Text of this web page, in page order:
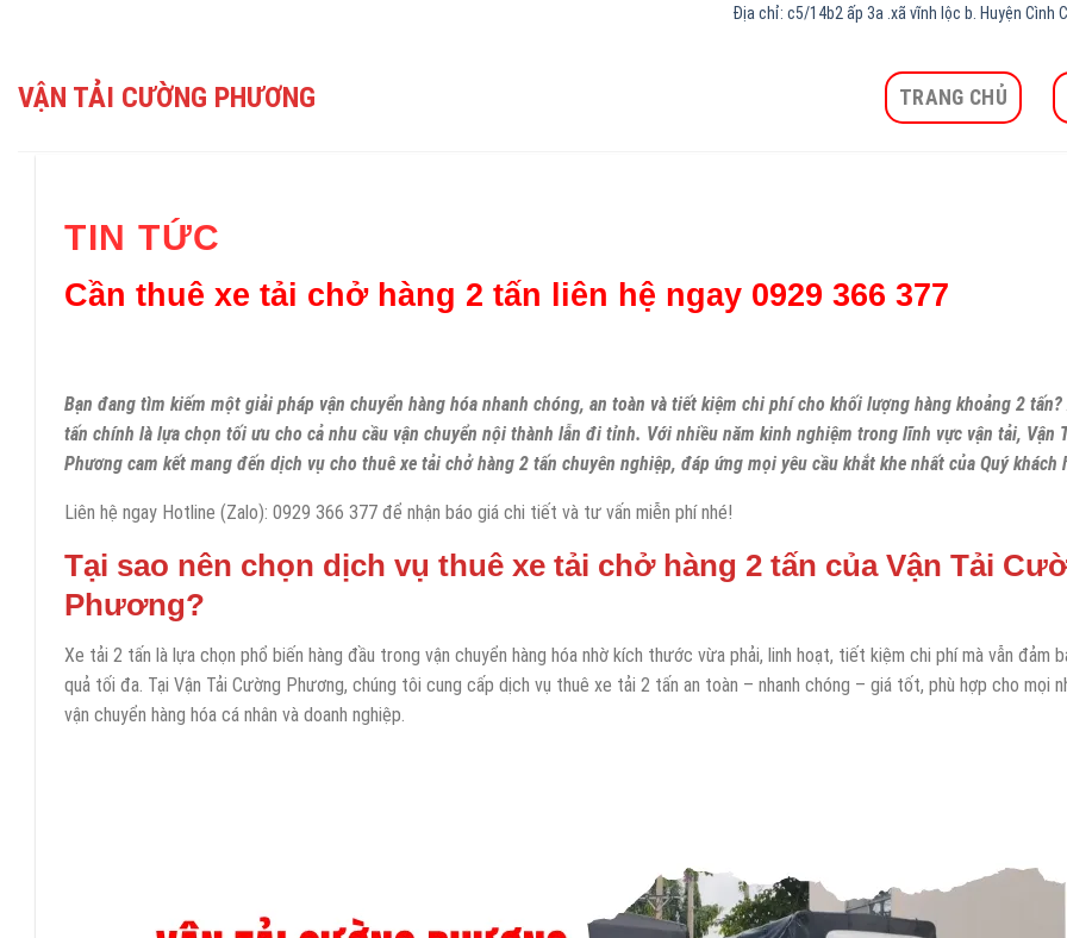
Địa chỉ: c5/14b2 ấp 3a .xã vĩnh lộc b. Huyện Cình
VẬN TẢI CƯỜNG PHƯƠNG TRANG CHỦ
TIN TỨC
Cần thuê xe tải chở hàng 2 tấn liên hệ ngay 0929 366 377
Bạn đang tìm kiếm một giải pháp vận chuyển hàng hóa nhanh chóng, an toàn và tiết kiệm chi phí cho khối lượng hàng khoảng 2 tấn?
tấn chính là lựa chọn tối ưu cho cả nhu cầu vận chuyển nội thành lẫn đi tỉnh. Với nhiều năm kinh nghiệm trong lĩnh vực vận tải, Vận
Phương cam kết mang đến dịch vụ cho thuê xe tải chở hàng 2 tấn chuyên nghiệp, đáp ứng mọi yêu cầu khắt khe nhất của Quý khách
Liên hệ ngay Hotline (Zalo): 0929 366 377 để nhận báo giá chi tiết và tư vấn miễn phí nhé!
Tại sao nên chọn dịch vụ thuê xe tải chở hàng 2 tấn của Vận Tải
Phương?
Xe tải 2 tấn là lựa chọn phổ biến hàng đầu trong vận chuyển hàng hóa nhờ kích thước vừa phải, linh hoạt, tiết kiệm chi phí mà vẫn đảm
quả tối đa. Tại Vận Tải Cường Phương, chúng tôi cung cấp dịch vụ thuê xe tải 2 tấn an toàn – nhanh chóng – giá tốt, phù hợp cho mọi
vận chuyển hàng hóa cá nhân và doanh nghiệp.